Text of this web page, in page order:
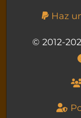
Haz
© 2012-